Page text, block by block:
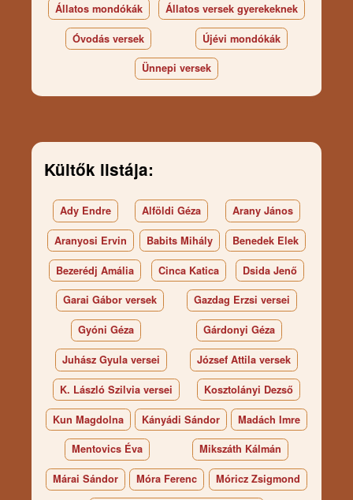
Állatos mondókák Állatos versek gyerekeknek
Óvodás versek Újévi mondókák
Ünnepi versek
Kültők listája:
Ady Endre Alföldi Géza Arany János
Aranyosi Ervin Babits Mihály Benedek Elek
Bezerédj Amália Cinca Katica Dsida Jenő
Garai Gábor versek Gazdag Erzsi versei
Gyóni Géza Gárdonyi Géza
Juhász Gyula versei József Attila versek
K. László Szilvia versei Kosztolányi Dezső
Kun Magdolna Kányádi Sándor Madách Imre
Mentovics Éva Mikszáth Kálmán
Márai Sándor Móra Ferenc Móricz Zsigmond